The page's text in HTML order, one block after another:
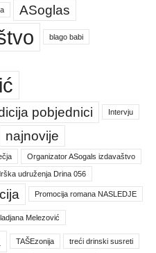
ASoglas
blago babi
pobjednici Intervju
najnovije
Organizator ASogals izdavaštvo
udruženja Drina 056
Promocija romana NASLEDJE
Melezović
TAŠEzonija treći drinski susreti